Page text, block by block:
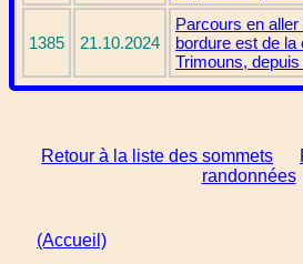
1385 21.10.2024
Parcours en
bordure est de la
Trimouns,
Retour à la liste des sommets
randonnées
(Accueil)